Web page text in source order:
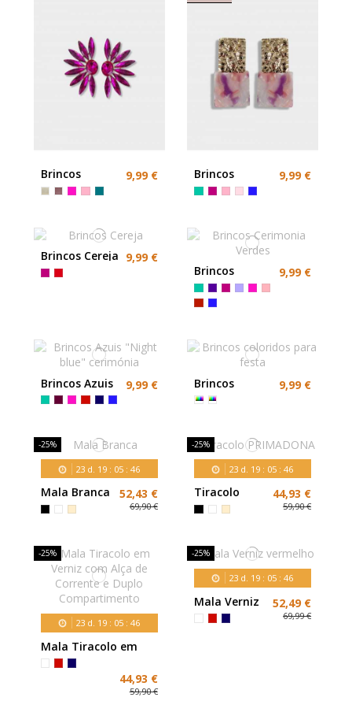
Brincos
Coloridos
Fuxia
9,99 € Brincos 9,99 €
Brincos Cereja 9,99 €
Brincos
Cerimonia
Verdes
9,99 €
Brincos Azuis
"Night blue"
cerimónia
9,99 €
Brincos
coloridos
para festa
9,99 €
-25%
23d. 19: 05: 45
Mala Branca 52,43 €
69,90 €
-25%
23 d. 19 : 05 :45
Tiracolo
PRIMADONA
44,93 €
59,90 €
-25%
23d. 19: 05: 45
Mala Tiracolo em
Verniz com Alça de
Corrente e Duplo
Compartimento44,93 €
59,90 €
-25%
23 d. 19 : 05 :45
Mala Verniz
vermelho
52,49 €
69,99 €